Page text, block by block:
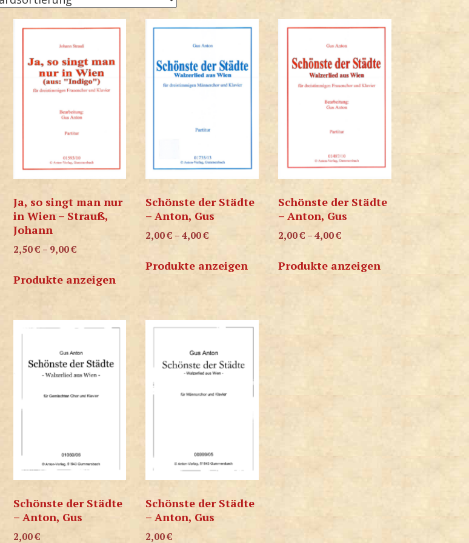
Ja, so singt man nur
in Wien – Strauß,
Johann
2,50€ – 9,00€
Produkte anzeigen
Schönste der Städte
– Anton, Gus
2,00€ –4,00€
Produkte anzeigen
Schönste der Städte
– Anton, Gus
2,00€ –4,00€
Produkte anzeigen
Schönste der Städte
– Anton, Gus
2,00€
Schönste der Städte
– Anton, Gus
2,00€